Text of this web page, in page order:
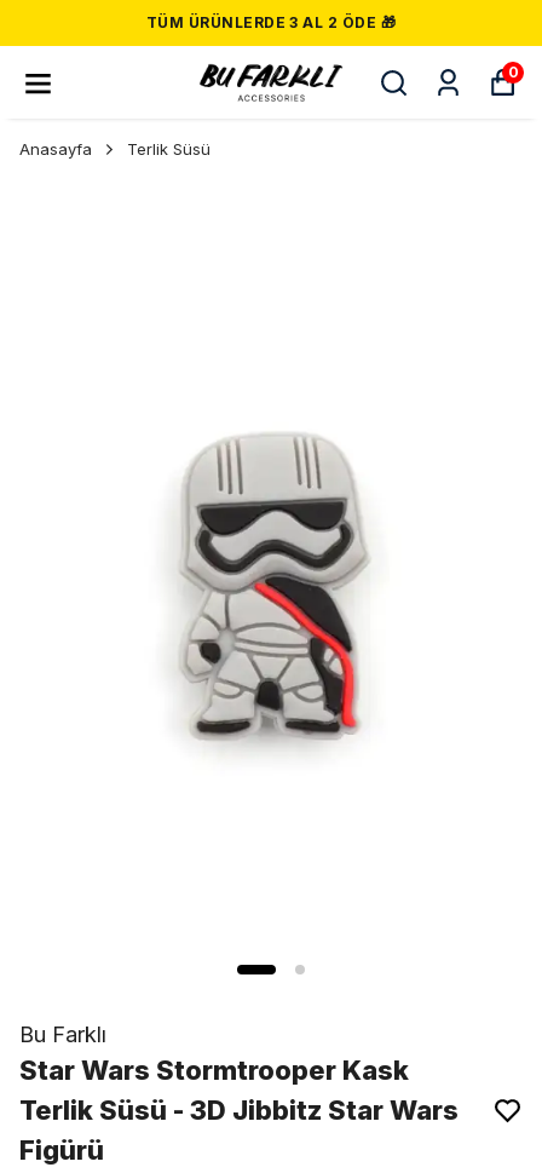
TÜM ÜRÜNLERDE 3 AL 2 ÖDE 🎁
0
Anasayfa Terlik Süsü
Bu Farklı
Star Wars Stormtrooper Kask
Terlik Süsü - 3D Jibbitz Star Wars
Figürü